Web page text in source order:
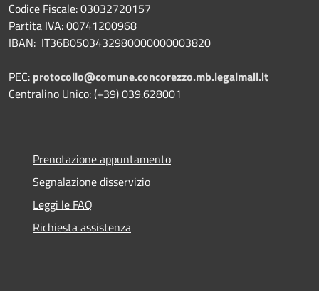
Codice Fiscale: 03032720157
Partita IVA: 00741200968
IBAN: IT36B0503432980000000003820
PEC: protocollo@comune.concorezzo.mb.legalmail.it
Centralino Unico: (+39) 039.628001
Prenotazione appuntamento
Segnalazione disservizio
Leggi le FAQ
Richiesta assistenza